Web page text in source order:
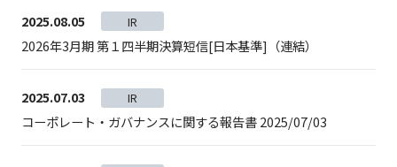
2025.08.05 IR
2026年3月期 第１四半期決算短信[日本基準]（連結）
2025.07.03 IR
コーポレート・ガバナンスに関する報告書 2025/07/03